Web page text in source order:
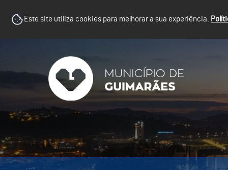
Este site utiliza cookies para melhorar a sua experiência.